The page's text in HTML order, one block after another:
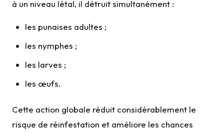
à un niveau létal, il détruit simultanément :
les punaises adultes ;
les nymphes ;
les larves ;
les œufs.
Cette action globale réduit considérablement le
risque de réinfestation et améliore les chances